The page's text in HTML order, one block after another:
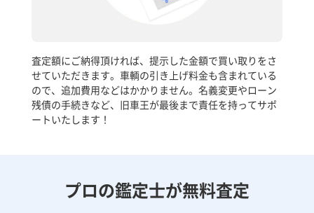
査定額にご納得頂ければ、提示した金額で買い取りをさ
せていただきます。車輌の引き上げ料金も含まれている
ので、追加費用などはかかりません。名義変更やローン
残債の手続きなど、旧車王が最後まで責任を持ってサポ
ートいたします！
プロの鑑定士が無料査定